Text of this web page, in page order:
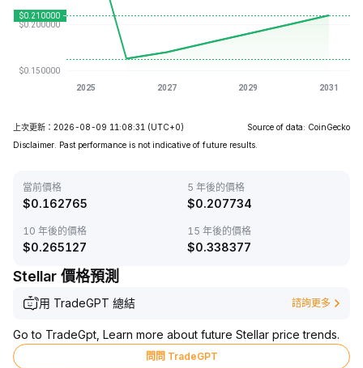
上次更新：2026-08-09 11:08:31 (UTC+0)
Source of data: CoinGecko
Disclaimer. Past performance is not indicative of future results.
當前價格
$0.162765
5 年後的價格
$0.207734
10 年後的價格
$0.265127
15 年後的價格
$0.338377
Stellar 價格預測
用 TradeGPT 總結 諮詢更多
Go to TradeGpt, Learn more about future Stellar price trends.
問問 TradeGPT